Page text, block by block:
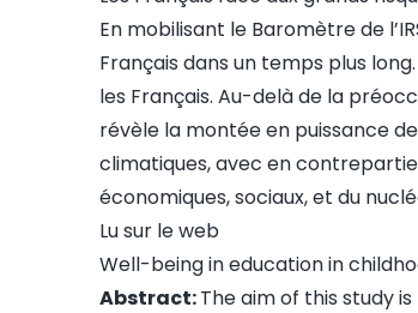
En mobilisant le Baromètre de
Français dans un temps plus long
les Français. Au-delà de la
révèle la montée en puissance
climatiques, avec en
économiques, sociaux, et du
Lu sur le web
Well-being in education in
Abstract:The aim of this study